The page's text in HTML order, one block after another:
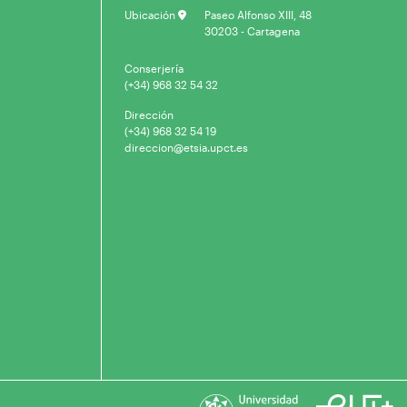
Ubicación
Paseo Alfonso XIII, 48
30203 - Cartagena
Conserjería
(+34) 968 32 54 32
Dirección
(+34) 968 32 54 19
direccion@etsia.upct.es